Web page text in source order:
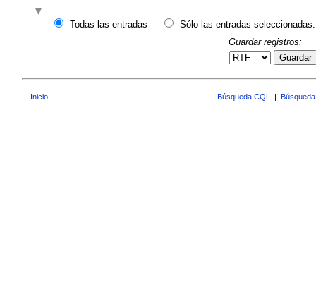
Todas las entradas
Sólo las entradas seleccionadas:
Guardar registros:
Guardar
Inicio Búsqueda CQL